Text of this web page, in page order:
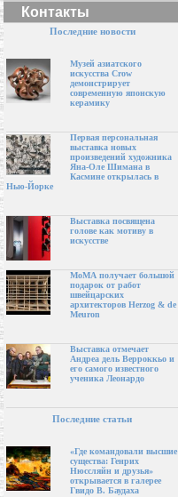
Контакты
Последние новости
Музей азиатского
искусства Crow
демонстрирует
современную японскую
керамику
Первая персональная
выставка новых
произведений художника
Яна-Оле Шимана в
Касмине открылась в
Нью-Йорке
Выставка посвящена
голове как мотиву в
искусстве
МоМА получает большой
подарок от работ
швейцарских
архитекторов Herzog & de
Meuron
Выставка отмечает
Андреа дель Верроккьо и
его самого известного
ученика Леонардо
Последние статьи
«Где командовали высшие
существа: Генрих
Нюссляйн и друзья»
открывается в галерее
Гвидо В. Баудаха